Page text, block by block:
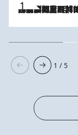
2026.8.8
「最後に見られてよかった」上野動物園の東園パンダ舎が解体前に特別公開。8月16日まで延長されたパネル展と共に辿る“半世紀”のパンダ飼育《解体工事の図面あり》
1 / 5